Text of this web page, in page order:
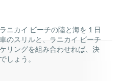
ニカイ ビーチの陸と海を 1 日
のスリルと、ラニカイ ビーチ
リングを組み合わせれば、決
しょう。